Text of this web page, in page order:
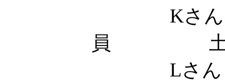
Kさん
員 土
Lさん